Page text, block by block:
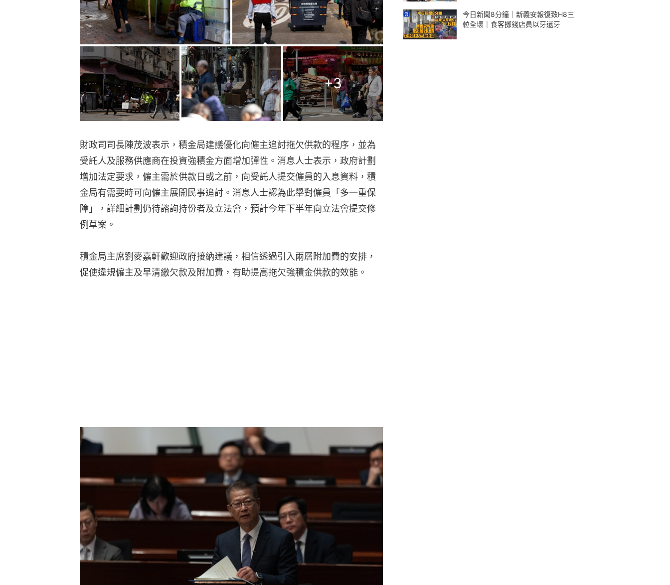
+3
財政司司長陳茂波表示，積金局建議優化向僱主追討拖欠供款的程序，並為
受託人及服務供應商在投資強積金方面增加彈性。消息人士表示，政府計劃
增加法定要求，僱主需於供款日或之前，向受託人提交僱員的入息資料，積
金局有需要時可向僱主展開民事追討。消息人士認為此舉對僱員「多一重保
障」，詳細計劃仍待諮詢持份者及立法會，預計今年下半年向立法會提交修
例草案。
積金局主席劉麥嘉軒歡迎政府接納建議，相信透過引入兩層附加費的安排，
促使違規僱主及早清繳欠款及附加費，有助提高拖欠強積金供款的效能。
今日新聞8分鐘｜新義安報復致H8三
𨋢全壞｜食客擲錢店員以牙還牙